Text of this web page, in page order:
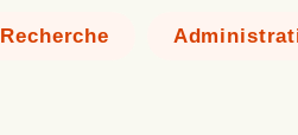
Recherche